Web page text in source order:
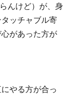
んけど）が、身
ッチャブル寄
があった方が
やる方が合っ